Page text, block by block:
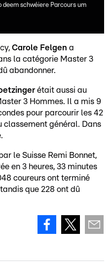
schwéiere Parcours um
Carole Felgen a
la catégorie Master 3
abandonner.
était aussi au
3 Hommes. Il a mis 9
pour parcourir les 42
classement général. Dans
le Suisse Remi Bonnet,
en 3 heures, 33 minutes
coureurs ont terminé
que 228 ont dû